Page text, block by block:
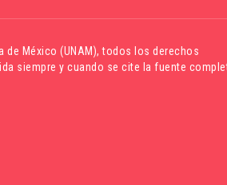
de México (UNAM), todos los derechos
siempre y cuando se cite la fuente